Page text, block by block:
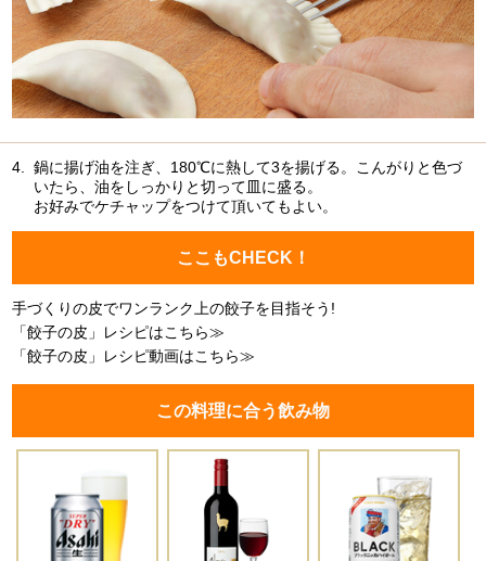
4.
鍋に揚げ油を注ぎ、180℃に熱して3を揚げる。こんがりと色づ
いたら、油をしっかりと切って皿に盛る。
お好みでケチャップをつけて頂いてもよい。
ここもCHECK！
手づくりの皮でワンランク上の餃子を目指そう!
「餃子の皮」レシピはこちら≫
「餃子の皮」レシピ動画はこちら≫
この料理に合う飲み物